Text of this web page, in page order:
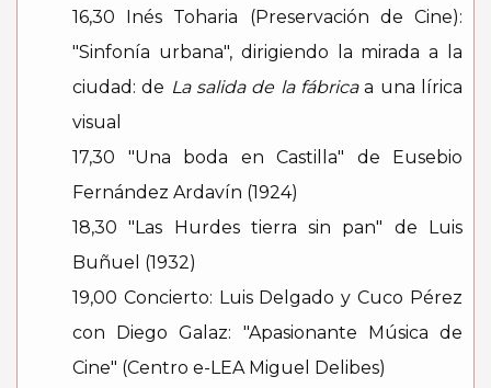
16,30 Inés Toharia (Preservación de Cine):
"Sinfonía urbana", dirigiendo la mirada a la
ciudad: de La salida de la fábricaa una lírica
visual
17,30 "Una boda en Castilla" de Eusebio
Fernández Ardavín (1924)
18,30 "Las Hurdes tierra sin pan" de Luis
Buñuel (1932)
19,00 Concierto: Luis Delgado y Cuco Pérez
con Diego Galaz: "Apasionante Música de
Cine" (Centro e-LEA Miguel Delibes)